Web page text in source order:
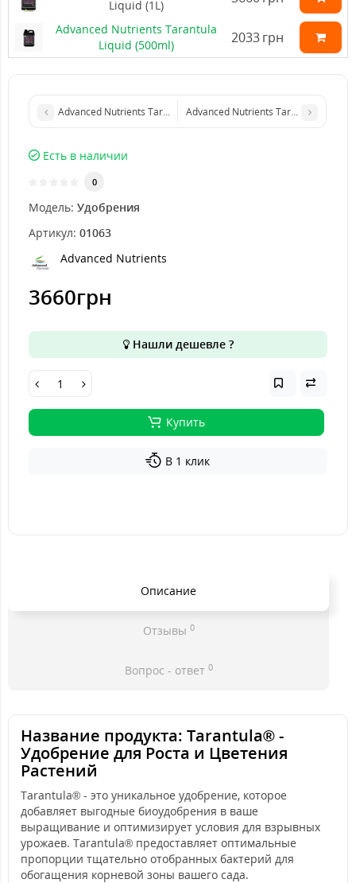
Liquid (1L)
Advanced Nutrients Tarantula
Liquid (500ml)
2033грн
Advanced Nutrients Tarantula Liquid (250ml)Advanced Nutrients Tarantula Liquid
Есть в наличии
0
Модель: Удобрения
Артикул: 01063
Advanced Nutrients
3660грн
Нашли дешевле ?
Купить
В 1 клик
Описание
Отзывы 0
Вопрос - ответ 0
Название продукта: Tarantula® -
Удобрение для Роста и Цветения
Растений
Tarantula® - это уникальное удобрение, которое
добавляет выгодные биоудобрения в ваше
выращивание и оптимизирует условия для взрывных
урожаев. Tarantula® предоставляет оптимальные
пропорции тщательно отобранных бактерий для
обогащения корневой зоны вашего сада.